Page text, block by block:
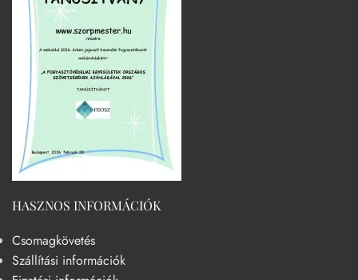
HASZNOS INFORMÁCIÓK
Csomagkövetés
Szállítási információk